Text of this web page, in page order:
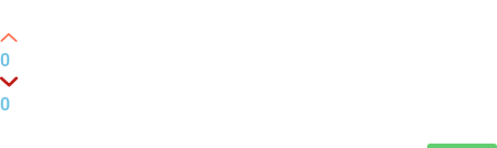
0
0